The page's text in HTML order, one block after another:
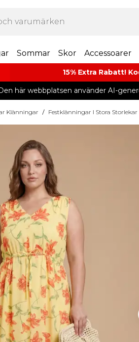
Sommar Skor Accessoarer
15% Extra Rabatt!
här webbplatsen använder AI-
Klänningar / Festklänningar I Stora Storlekar